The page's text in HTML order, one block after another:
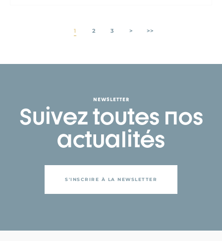
1 2 3 > >>
NEWSLETTER
Suivez toutes nos
actualités
S'INSCRIRE À LA NEWSLETTER